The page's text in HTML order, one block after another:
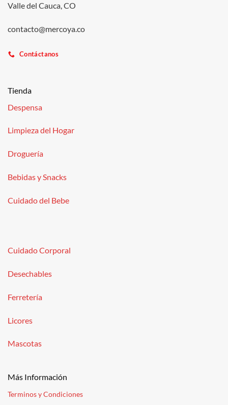
Valle del Cauca, CO
contacto@mercoya.co
Contáctanos
Tienda
Despensa
Limpieza del Hogar
Droguería
Bebidas y Snacks
Cuidado del Bebe
Cuidado Corporal
Desechables
Ferretería
Licores
Mascotas
Más Información
Terminos y Condiciones